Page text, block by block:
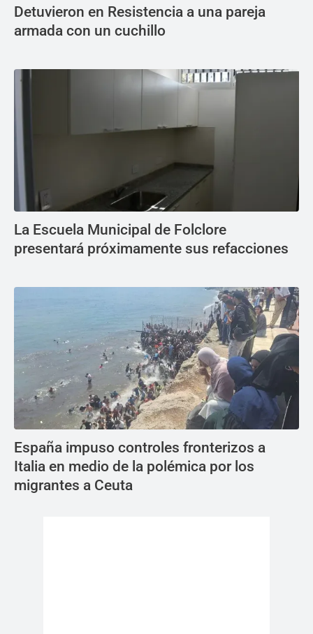
Detuvieron en Resistencia a una pareja
armada con un cuchillo
La Escuela Municipal de Folclore
presentará próximamente sus refacciones
España impuso controles fronterizos a
Italia en medio de la polémica por los
migrantes a Ceuta